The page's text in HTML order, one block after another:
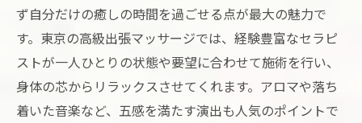
ず自分だけの癒しの時間を過ごせる点が最大の魅力で
す。東京の高級出張マッサージでは、経験豊富なセラピ
ストが一人ひとりの状態や要望に合わせて施術を行い、
身体の芯からリラックスさせてくれます。アロマや落ち
着いた音楽など、五感を満たす演出も人気のポイントで